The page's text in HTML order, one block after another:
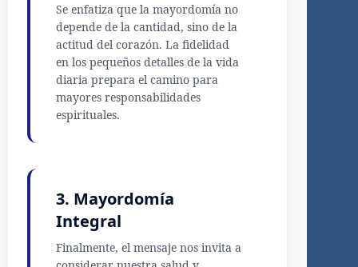
Se enfatiza que la mayordomía no
depende de la cantidad, sino de la
actitud del corazón. La fidelidad
en los pequeños detalles de la vida
diaria prepara el camino para
mayores responsabilidades
espirituales.
3. Mayordomía
Integral
Finalmente, el mensaje nos invita a